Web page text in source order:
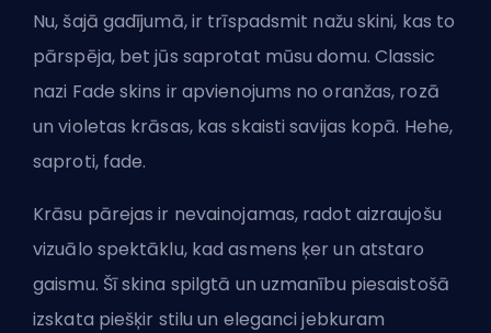
Nu, šajā gadījumā, ir trīspadsmit nažu skini, kas to
pārspēja, bet jūs saprotat mūsu domu. Classic
nazi Fade skins ir apvienojums no oranžas, rozā
un violetas krāsas, kas skaisti savijas kopā. Hehe,
saproti, fade.
Krāsu pārejas ir nevainojamas, radot aizraujošu
vizuālo spektāklu, kad asmens ķer un atstaro
gaismu. Šī skina spilgtā un uzmanību piesaistošā
izskata piešķir stilu un eleganci jebkuram